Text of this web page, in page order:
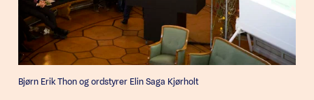
Bjørn Erik Thon og ordstyrer Elin Saga Kjørholt